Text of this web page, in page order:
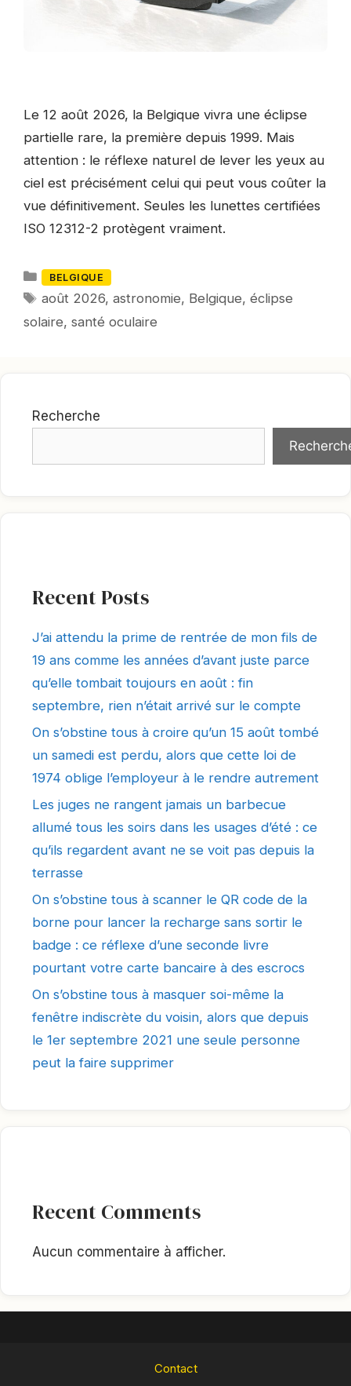
Le 12 août 2026, la Belgique vivra une éclipse
partielle rare, la première depuis 1999. Mais
attention : le réflexe naturel de lever les yeux au
ciel est précisément celui qui peut vous coûter la
vue définitivement. Seules les lunettes certifiées
ISO 12312-2 protègent vraiment.
Catégories
BELGIQUE
Mots-
clés
août 2026,astronomie, Belgique,éclipse
solaire, santé oculaire
Recherche
Recent Posts
J’ai attendu la prime de rentrée de mon fils de
19 ans comme les années d’avant juste parce
qu’elle tombait toujours en août : fin
septembre, rien n’était arrivé sur le compte
On s’obstine tous à croire qu’un 15 août tombé
un samedi est perdu, alors que cette loi de
1974 oblige l’employeur à le rendre autrement
Les juges ne rangent jamais un barbecue
allumé tous les soirs dans les usages d’été : ce
qu’ils regardent avant ne se voit pas depuis la
terrasse
On s’obstine tous à scanner le QR code de la
borne pour lancer la recharge sans sortir le
badge : ce réflexe d’une seconde livre
pourtant votre carte bancaire à des escrocs
On s’obstine tous à masquer soi-même la
fenêtre indiscrète du voisin, alors que depuis
le 1er septembre 2021 une seule personne
peut la faire supprimer
Recent Comments
Aucun commentaire à afficher.
Contact